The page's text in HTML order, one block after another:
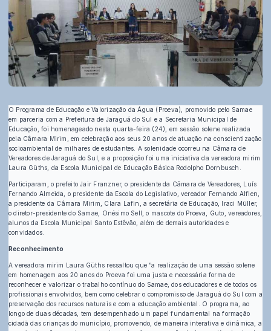
O Programa de Educação e Valorização da Água (Proeva), promovido pelo Samae
em parceria com a Prefeitura de Jaraguá do Sul e a Secretaria Municipal de
Educação, foi homenageado nesta quarta-feira (24), em sessão solene realizada
pela Câmara Mirim, em celebração aos seus 20 anos de atuação na conscientização
socioambiental de milhares de estudantes. A solenidade ocorreu na Câmara de
Vereadores de Jaraguá do Sul, e a proposição foi uma iniciativa da vereadora mirim
Laura Güths, da Escola Municipal de Educação Básica Rodolpho Dornbusch.
Participaram, o prefeito Jair Franzner, o presidente da Câmara de Vereadores, Luís
Fernando Almeida, o presidente da Escola do Legislativo, vereador Fernando Alflen,
a presidente da Câmara Mirim, Clara Lafin, a secretária de Educação, Iraci Müller,
o diretor-presidente do Samae, Onésimo Sell, o mascote do Proeva, Guto, vereadores,
alunos da Escola Municipal Santo Estêvão, além de demais autoridades e
convidados.
Reconhecimento
A vereadora mirim Laura Güths ressaltou que “a realização de uma sessão solene
em homenagem aos 20 anos do Proeva foi uma justa e necessária forma de
reconhecer e valorizar o trabalho contínuo do Samae, dos educadores e de todos os
profissionais envolvidos, bem como celebrar o compromisso de Jaraguá do Sul com a
preservação dos recursos naturais e com a educação ambiental. O programa, ao
longo de duas décadas, tem desempenhado um papel fundamental na formação
cidadã das crianças do município, promovendo, de maneira interativa e dinâmica, a